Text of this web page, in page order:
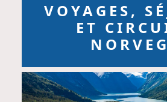
VOYAGES,
ET